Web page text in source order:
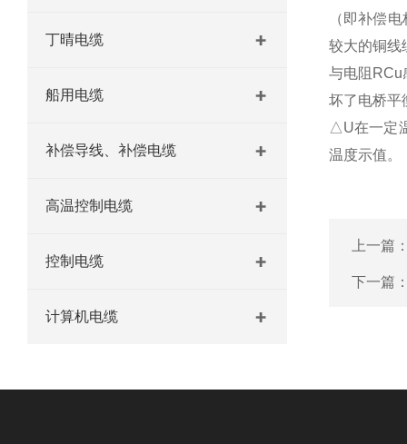
丁晴电缆
船用电缆
补偿导线、补偿电缆
高温控制电缆
控制电缆
计算机电缆
（即补偿
较大的铜线
与电阻RCu
坏了电桥平
△U在一定
温度示值。
上一篇
下一篇